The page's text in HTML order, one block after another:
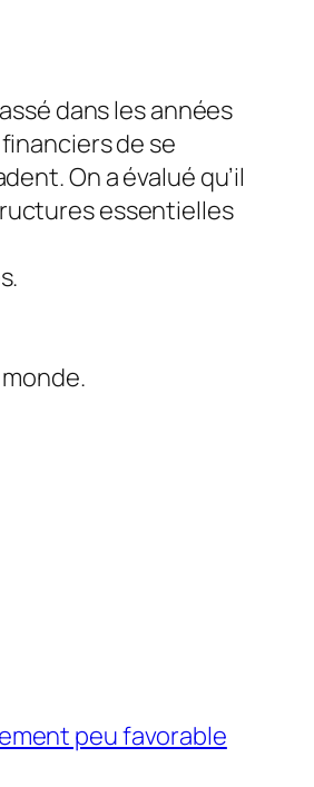
dans les années
de se
On a évalué qu’il
essentielles
peu favorable